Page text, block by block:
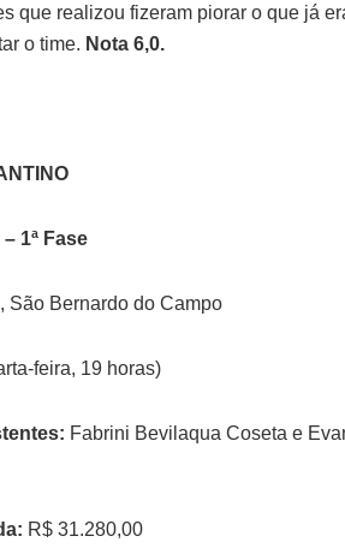
que realizou fizeram piorar o que já
o time. Nota 6,0.
1ª Fase
São Bernardo do Campo
feira, 19 horas)
Fabrini Bevilaqua Coseta e
R$ 31.280,00